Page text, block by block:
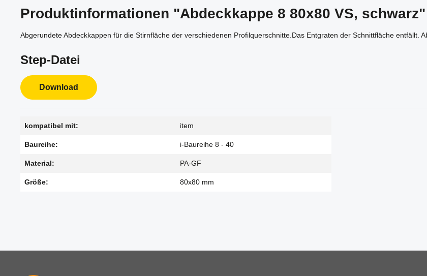
Produktinformationen "Abdeckkappe 8 80x80 VS, schwarz"
Abgerundete Abdeckkappen für die Stirnfläche der verschiedenen Profilquerschnitte.Das Entgraten der Schnittfläche entfällt.
Step-Datei
Download
kompatibel mit: item
Baureihe: i-Baureihe 8 - 40
Material: PA-GF
Größe: 80x80 mm